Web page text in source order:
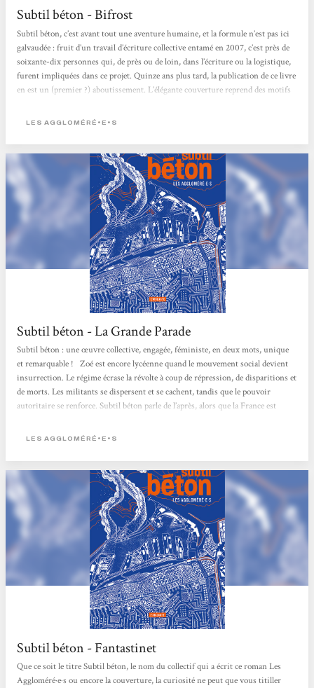
Subtil béton - Bifrost
Subtil béton, c’est avant tout une aventure humaine, et la formule n’est pas ici
galvaudée : fruit d’un travail d’écriture collective entamé en 2007, c’est près de
soixante-dix personnes qui, de près ou de loin, dans l’écriture ou la logistique,
furent impliquées dans ce projet. Quinze ans plus tard, la publication de ce livre
en est un (premier ?) aboutissement. L’élégante couverture reprend des motifs
à elle seule de longs moments d’observation, de déambulation, de découvertes,
LES AGGLOMÉRÉ•E•S
Subtil béton - La Grande Parade
Subtil béton : une œuvre collective, engagée, féministe, en deux mots, unique
et remarquable ! Zoé est encore lycéenne quand le mouvement social devient
insurrection. Le régime écrase la révolte à coup de répression, de disparitions et
de morts. Les militants se dispersent et se cachent, tandis que le pouvoir
autoritaire se renforce. Subtil béton parle de l’après, alors que la France est
son plein dans un univers orwellien de flicage permanent. Que reste-t-il
LES AGGLOMÉRÉ•E•S
Subtil béton - Fantastinet
Que ce soit le titre Subtil béton, le nom du collectif qui a écrit ce roman Les
Aggloméré·e·s ou encore la couverture, la curiosité ne peut que vous titiller